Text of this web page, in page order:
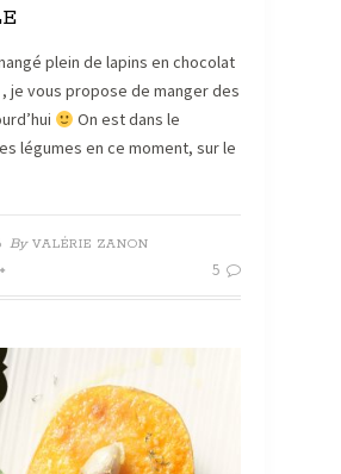
plein de lapins en chocolat
je vous propose de manger des
On est dans le
légumes en ce moment, sur le
By VALÉRIE ZANON
5